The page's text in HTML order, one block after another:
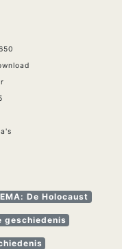
De Holocaust
geschiedenis